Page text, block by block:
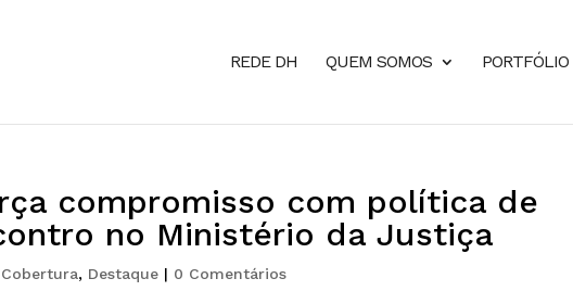
REDE DH QUEM SOMOS PORTFÓLIO
compromisso com política de
no Ministério da Justiça
Cobertura, Destaque | 0 Comentários